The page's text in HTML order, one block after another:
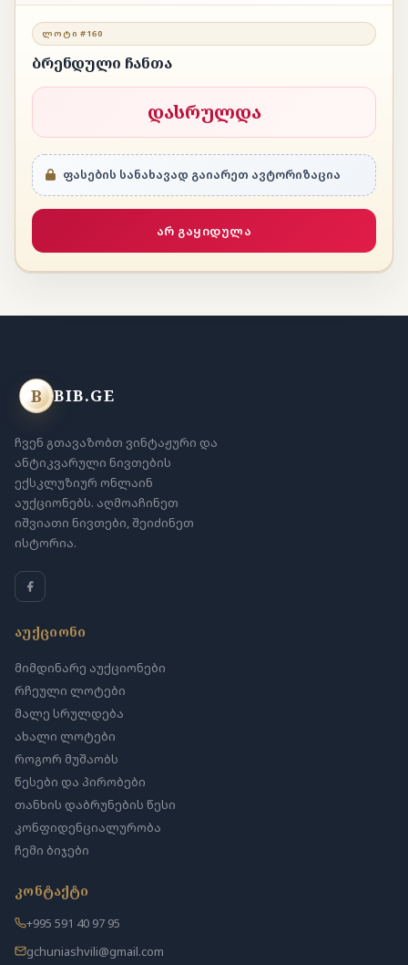
ᲚᲝᲢᲘ #160
ბრენდული ჩანთა
დასრულდა
ფასების სანახავად გაიარეთ ავტორიზაცია
არ გაყიდულა
B BIB.GE
ჩვენ გთავაზობთ ვინტაჟური და
ანტიკვარული ნივთების
ექსკლუზიურ ონლაინ
აუქციონებს. აღმოაჩინეთ
იშვიათი ნივთები, შეიძინეთ
ისტორია.
აუქციონი
მიმდინარე აუქციონები
რჩეული ლოტები
მალე სრულდება
ახალი ლოტები
როგორ მუშაობს
წესები და პირობები
თანხის დაბრუნების წესი
კონფიდენციალურობა
ჩემი ბიჯები
კონტაქტი
+995 591 40 97 95
gchuniashvili@gmail.com